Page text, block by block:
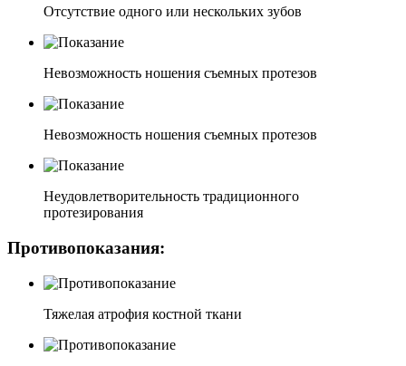
Отсутствие одного или нескольких зубов
Невозможность ношения съемных протезов
Невозможность ношения съемных протезов
Неудовлетворительность традиционного
протезирования
Противопоказания:
Тяжелая атрофия костной ткани